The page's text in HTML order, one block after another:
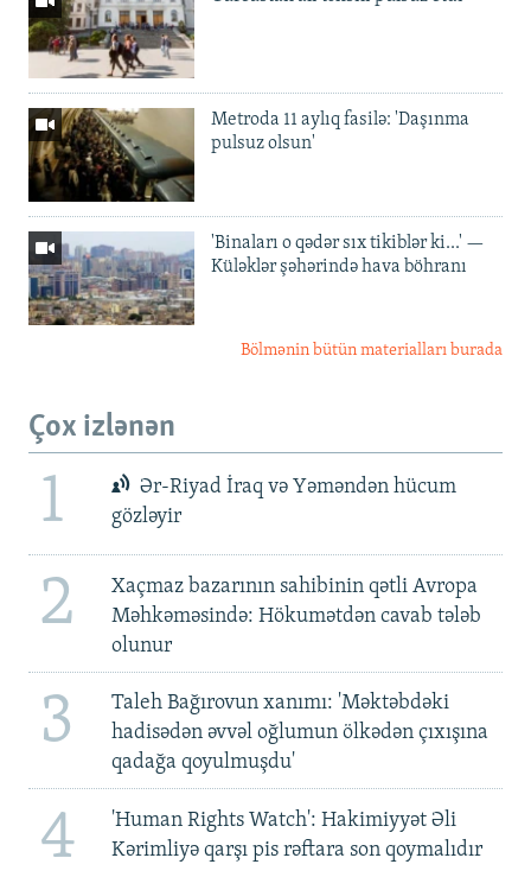
Metroda 11 aylıq fasilə: 'Daşınma
pulsuz olsun'
'Binaları o qədər sıx tikiblər ki...' —
Küləklər şəhərində hava böhranı
Bölmənin bütün materialları burada
Çox izlənən
1
Ər-Riyad İraq və Yəməndən hücum
gözləyir
2
Xaçmaz bazarının sahibinin qətli Avropa
Məhkəməsində: Hökumətdən cavab tələb
olunur
3
Taleh Bağırovun xanımı: 'Məktəbdəki
hadisədən əvvəl oğlumun ölkədən çıxışına
qadağa qoyulmuşdu'
4
'Human Rights Watch': Hakimiyyət Əli
Kərimliyə qarşı pis rəftara son qoymalıdır